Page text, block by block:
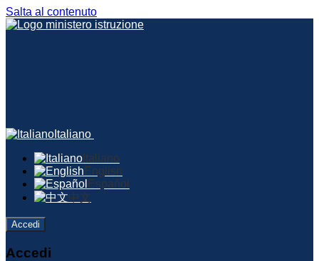
Salta al contenuto
Italiano
Italiano
English
Español
中文
Accedi
Accedi